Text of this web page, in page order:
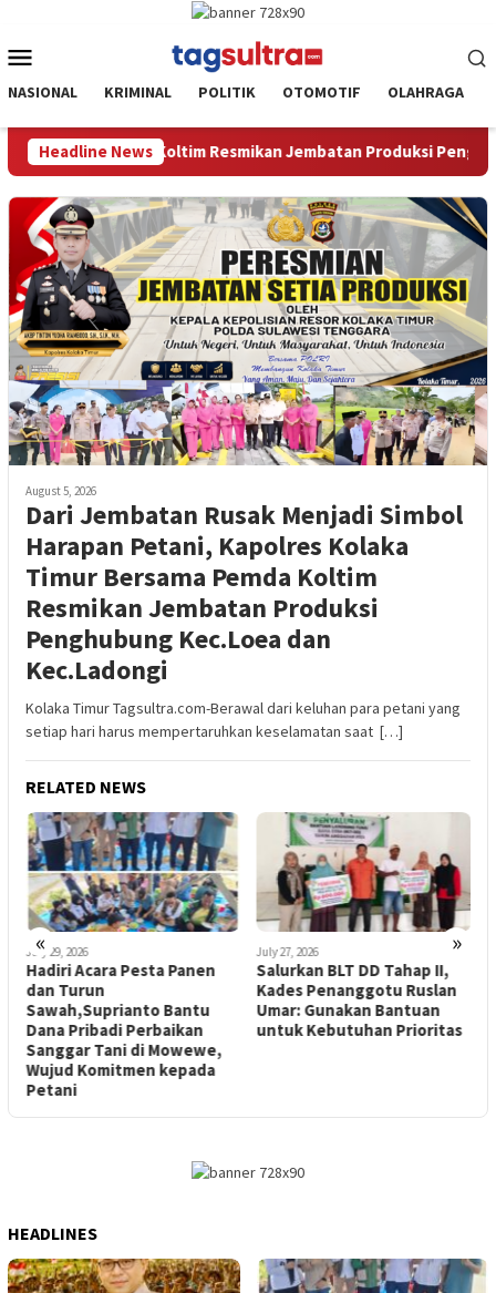
content
Menu
NASIONAL KRIMINAL POLITIK OTOMOTIF OLAHRAGA
Headline News
Resmikan Jembatan Produksi Penghubung Kec.Loea dan
August 5, 2026
Dari Jembatan Rusak Menjadi Simbol
Harapan Petani, Kapolres Kolaka
Timur Bersama Pemda Koltim
Resmikan Jembatan Produksi
Penghubung Kec.Loea dan
Kec.Ladongi
Kolaka Timur Tagsultra.com-Berawal dari keluhan para petani yang
setiap hari harus mempertaruhkan keselamatan saat […]
RELATED NEWS
« »
July 29, 2026
Hadiri Acara Pesta Panen
dan Turun
Sawah,Suprianto Bantu
Dana Pribadi Perbaikan
Sanggar Tani di Mowewe,
Wujud Komitmen kepada
Petani
July 27, 2026
Salurkan BLT DD Tahap II,
Kades Penanggotu Ruslan
Umar: Gunakan Bantuan
untuk Kebutuhan Prioritas
HEADLINES